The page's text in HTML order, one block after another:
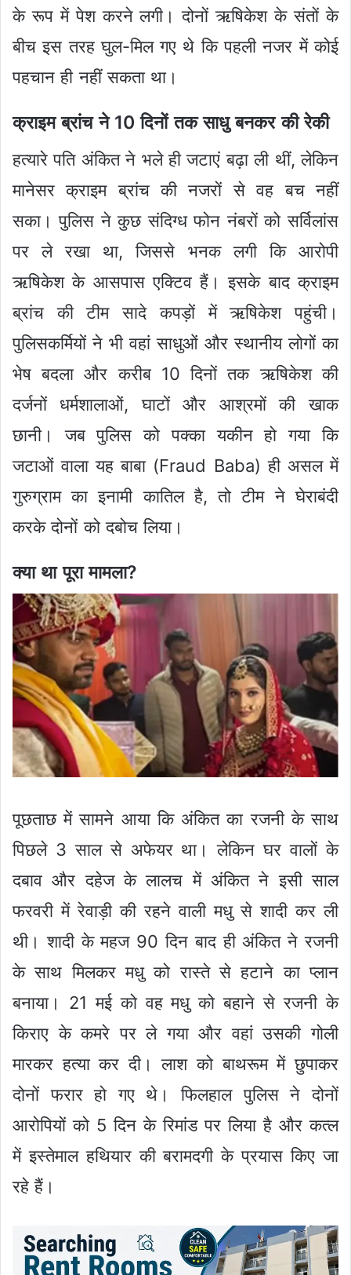
के रूप में पेश करने लगी। दोनों ऋषिकेश के संतों के
बीच इस तरह घुल-मिल गए थे कि पहली नजर में कोई
पहचान ही नहीं सकता था।
क्राइम ब्रांच ने 10 दिनों तक साधु बनकर की रेकी
हत्यारे पति अंकित ने भले ही जटाएं बढ़ा ली थीं, लेकिन
मानेसर क्राइम ब्रांच की नजरों से वह बच नहीं
सका। पुलिस ने कुछ संदिग्ध फोन नंबरों को सर्विलांस
पर ले रखा था, जिससे भनक लगी कि आरोपी
ऋषिकेश के आसपास एक्टिव हैं। इसके बाद क्राइम
ब्रांच की टीम सादे कपड़ों में ऋषिकेश पहुंची।
पुलिसकर्मियों ने भी वहां साधुओं और स्थानीय लोगों का
भेष बदला और करीब 10 दिनों तक ऋषिकेश की
दर्जनों धर्मशालाओं, घाटों और आश्रमों की खाक
छानी। जब पुलिस को पक्का यकीन हो गया कि
जटाओं वाला यह बाबा (Fraud Baba) ही असल में
गुरुग्राम का इनामी कातिल है, तो टीम ने घेराबंदी
करके दोनों को दबोच लिया।
क्या था पूरा मामला?
पूछताछ में सामने आया कि अंकित का रजनी के साथ
पिछले 3 साल से अफेयर था। लेकिन घर वालों के
दबाव और दहेज के लालच में अंकित ने इसी साल
फरवरी में रेवाड़ी की रहने वाली मधु से शादी कर ली
थी। शादी के महज 90 दिन बाद ही अंकित ने रजनी
के साथ मिलकर मधु को रास्ते से हटाने का प्लान
बनाया। 21 मई को वह मधु को बहाने से रजनी के
किराए के कमरे पर ले गया और वहां उसकी गोली
मारकर हत्या कर दी। लाश को बाथरूम में छुपाकर
दोनों फरार हो गए थे। फिलहाल पुलिस ने दोनों
आरोपियों को 5 दिन के रिमांड पर लिया है और कत्ल
में इस्तेमाल हथियार की बरामदगी के प्रयास किए जा
रहे हैं।